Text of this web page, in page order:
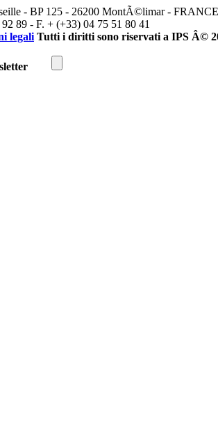
- BP 125 - 26200 MontÃ©limar - FRANCE
89 - F. + (+33) 04 75 51 80 41
legali Tutti i diritti sono riservati a IPS Â©